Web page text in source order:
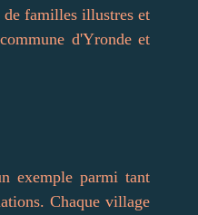
de familles illustres et
d'Yronde et
exemple parmi tant
Chaque village